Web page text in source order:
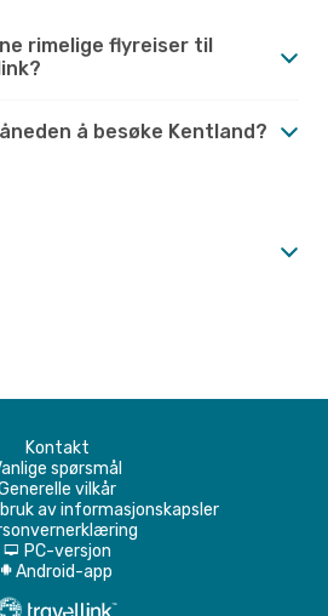
rimelige flyreiser til
å besøke Kentland?
Kontakt
spørsmål
vilkår
av informasjonskapsler
d PC-versjon
A Android-app